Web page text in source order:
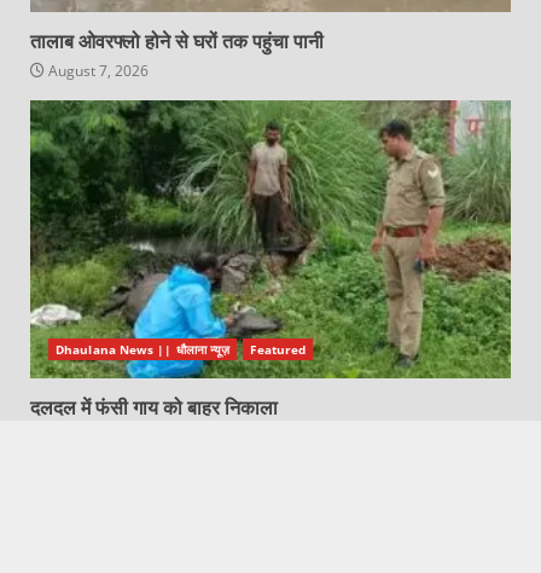
तालाब ओवरफ्लो होने से घरों तक पहुंचा पानी
August 7, 2026
Dhaulana News || धौलाना न्यूज़ Featured
दलदल में फंसी गाय को बाहर निकाला